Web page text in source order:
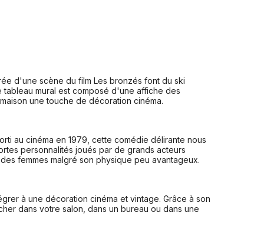
d'une scène du film Les bronzés font du ski
mural est composé d'une affiche des
une touche de décoration cinéma.
au cinéma en 1979, cette comédie délirante nous
personnalités joués par de grands acteurs
femmes malgré son physique peu avantageux.
à une décoration cinéma et vintage. Grâce à son
dans votre salon, dans un bureau ou dans une